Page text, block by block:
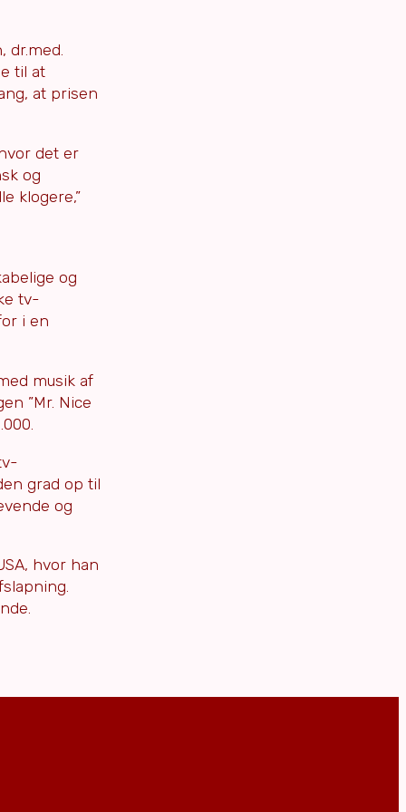
dr.med.
til at
at prisen
det er
og
klogere,”
og
tv-
i en
musik af
”Mr. Nice
grad op til
og
hvor han